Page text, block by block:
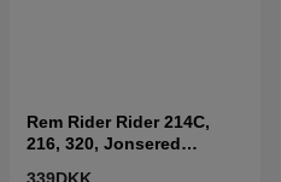
Rem Rider Rider 214C,
216, 320, Jonsered
339DKK